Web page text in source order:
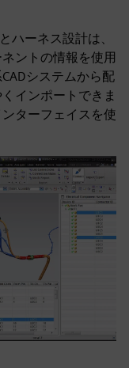
ハーネス設計は、
ントの情報を使用
システムから配
インポートできま
ターフェイスを使